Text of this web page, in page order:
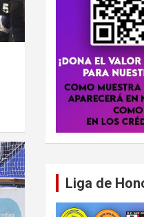
Liga de